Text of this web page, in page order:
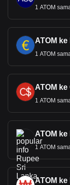
1 ATOM
ATOM ke
1 ATOM
ATOM ke
1 ATOM
ATOM ke
1 ATOM
ATOM ke